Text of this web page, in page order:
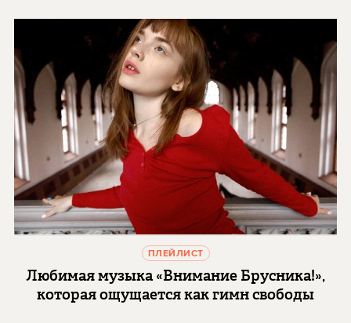
ПЛЕЙЛИСТ
Любимая музыка «Внимание Брусника!»,
которая ощущается как гимн свободы